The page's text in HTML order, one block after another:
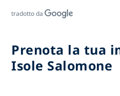
tradotto da
Prenota la tua
Isole Salomone